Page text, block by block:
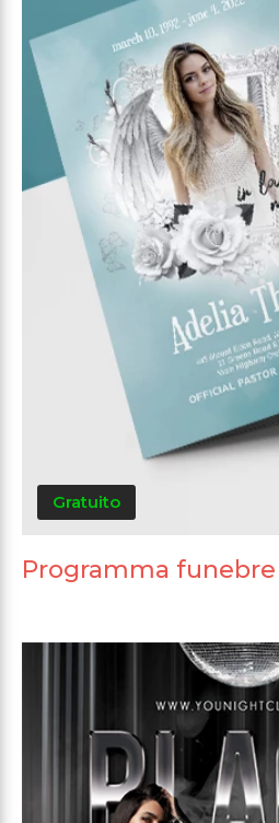
Gratuito
Programma funebre